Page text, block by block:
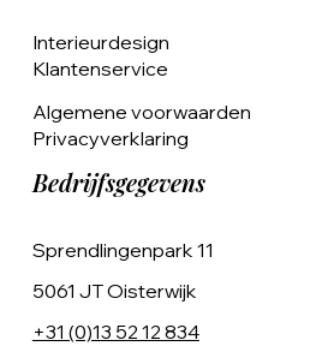
Interieurdesign
Klantenservice
Algemene voorwaarden
Privacyverklaring
Bedrijfsgegevens
Sprendlingenpark 11
5061 JT Oisterwijk
+31 (0)13 52 12 834